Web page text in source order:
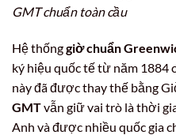
GMT chuẩn toàn cầu
Hệ thốnggiờ chuẩn
ký hiệu quốc tế từ năm 1884
này đã được thay thế bằng
GMTvẫn giữ vai trò là thời
Anh và được nhiều quốc gia